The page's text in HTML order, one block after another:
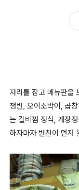
자리를 잡고 메뉴판을
쟁반, 오이소박이, 곱
는 갈비찜 정식, 게장
하자마자 반찬이 먼저